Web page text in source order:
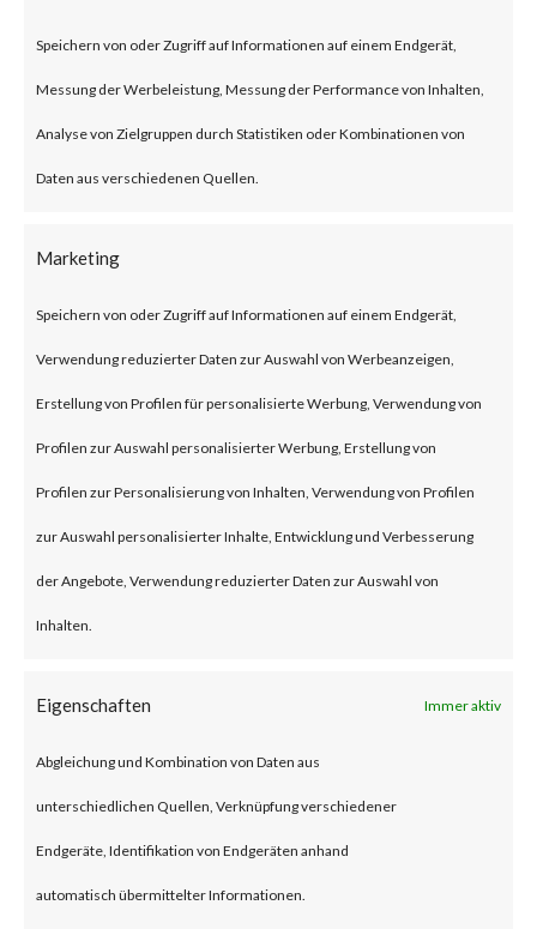
Speichern von oder Zugriff auf Informationen auf einem Endgerät,
Messung der Werbeleistung, Messung der Performance von Inhalten,
Analyse von Zielgruppen durch Statistiken oder Kombinationen von
Daten aus verschiedenen Quellen.
Marketing
Speichern von oder Zugriff auf Informationen auf einem Endgerät,
Verwendung reduzierter Daten zur Auswahl von Werbeanzeigen,
Erstellung von Profilen für personalisierte Werbung, Verwendung von
Profilen zur Auswahl personalisierter Werbung, Erstellung von
Profilen zur Personalisierung von Inhalten, Verwendung von Profilen
zur Auswahl personalisierter Inhalte, Entwicklung und Verbesserung
der Angebote, Verwendung reduzierter Daten zur Auswahl von
Inhalten.
Eigenschaften Immer aktiv
Abgleichung und Kombination von Daten aus
unterschiedlichen Quellen, Verknüpfung verschiedener
Endgeräte, Identifikation von Endgeräten anhand
automatisch übermittelter Informationen.
the application when handling a
request. A remote attacker may
be able to exploit this to bypass
authentication and obtain
administrative access.
CVE-2016-20016: A command
injection vulnerability in
multiple MVPower CCTV DVR
requests. It may allow remote
attackers to execute arbitrary
system commands within the
context of the application.